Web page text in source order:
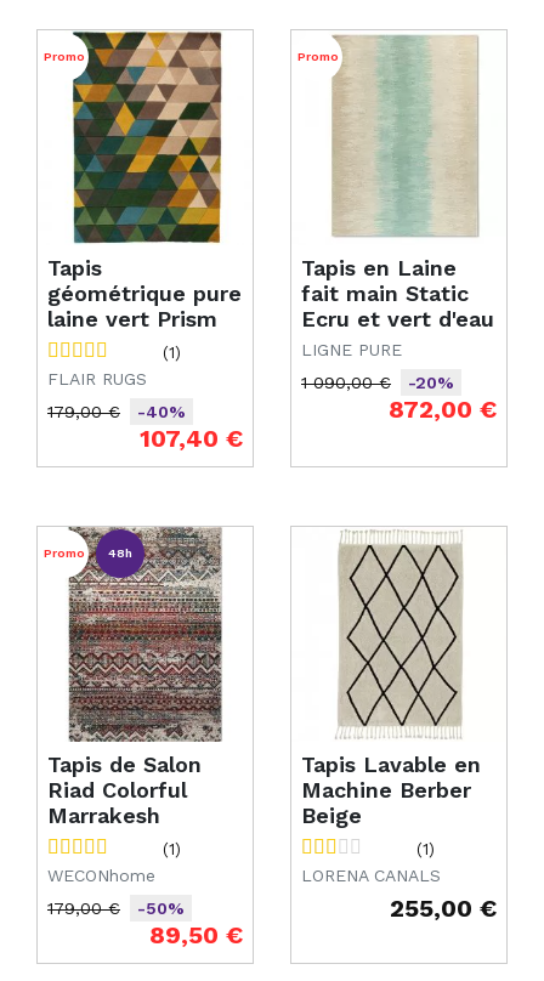
Tapis
géométrique pure
laine vert Prism
(1)
FLAIR RUGS
Prix de base
179,00 €
-40%
107,40 €
Promo
Tapis en Laine
fait main Static
Ecru et vert d'eau
LIGNE PURE
Prix de base
1 090,00 €
-20%
872,00 €
Promo
Tapis de Salon
Riad Colorful
Marrakesh
(1)
WECONhome
179,00 €
-50%
89,50 €
Promo 48h
Tapis Lavable en
Machine Berber
Beige
(1)
LORENA CANALS
255,00 €